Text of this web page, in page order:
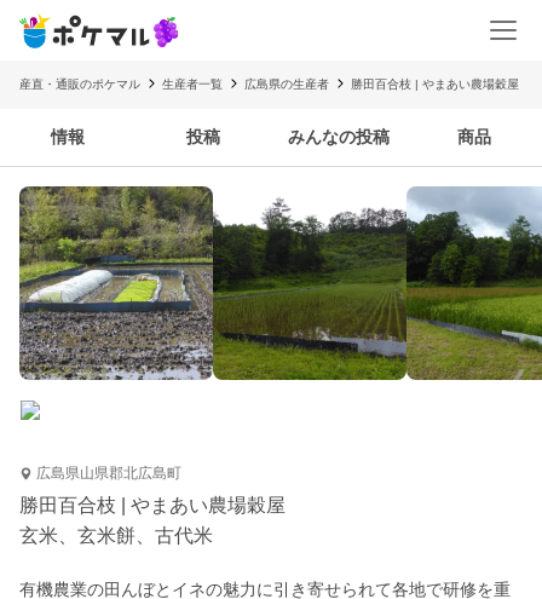
産直・通販のポケマル 生産者一覧 広島県の生産者 勝田百合枝 | やまあい農場穀屋
情報 投稿 みんなの投稿 商品
広島県山県郡北広島町
勝田百合枝 | やまあい農場穀屋
玄米、玄米餅、古代米
有機農業の田んぼとイネの魅力に引き寄せられて各地で研修を重